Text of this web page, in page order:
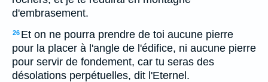
d'embrasement.
26 Et on ne pourra prendre de toi aucune pierre
pour la placer à l'angle de l'édifice, ni aucune pierre
pour servir de fondement, car tu seras des
désolations perpétuelles, dit l'Eternel.